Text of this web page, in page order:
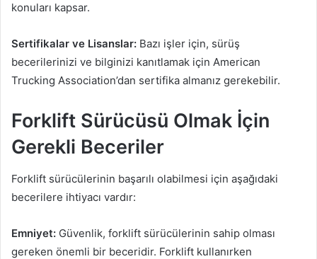
konuları kapsar.
Sertifikalar ve Lisanslar: Bazı işler için, sürüş
becerilerinizi ve bilginizi kanıtlamak için American
Trucking Association’dan sertifika almanız gerekebilir.
Forklift Sürücüsü Olmak İçin
Gerekli Beceriler
Forklift sürücülerinin başarılı olabilmesi için aşağıdaki
becerilere ihtiyacı vardır:
Emniyet: Güvenlik, forklift sürücülerinin sahip olması
gereken önemli bir beceridir. Forklift kullanırken